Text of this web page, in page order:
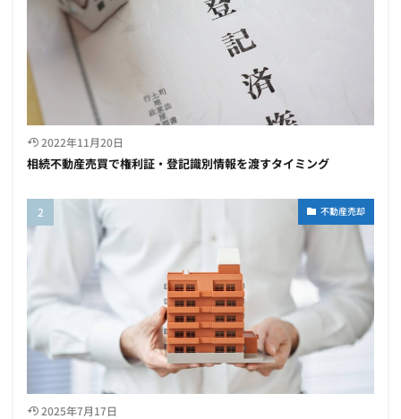
2022年11月20日
相続不動産売買で権利証・登記識別情報を渡すタイミング
不動産売却
2025年7月17日